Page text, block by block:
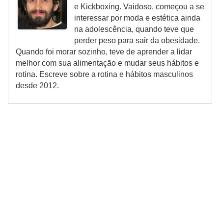
e Kickboxing. Vaidoso, começou a se
interessar por moda e estética ainda
na adolescência, quando teve que
perder peso para sair da obesidade.
Quando foi morar sozinho, teve de aprender a lidar
melhor com sua alimentação e mudar seus hábitos e
rotina. Escreve sobre a rotina e hábitos masculinos
desde 2012.